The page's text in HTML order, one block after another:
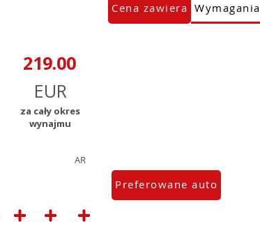
za cały okres
wynajmu
AR
Cena zawiera Wymagania
Preferowane auto